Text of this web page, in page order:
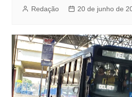
Redação 20 de junho de